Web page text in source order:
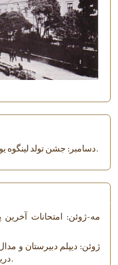
۱۷ دسامبر: جشن تولد لینگوه یونیورسالا.
مه-ژوئن: امتحانات آخرین
دریافت می‌کند.